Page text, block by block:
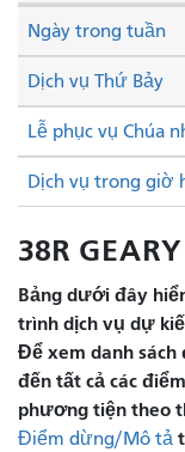
Dịch vụ Thứ Bảy
Lễ phục vụ Chúa
Ngày trong tuần
Dịch vụ trong giờ
38R
Bảng dưới đây
trình dịch vụ dự
Để xem danh
đến tất cả các
phương tiện theo
Điểm dừng/Mô tả